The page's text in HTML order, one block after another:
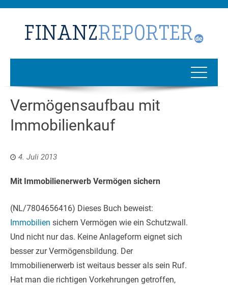
Vermögensaufbau mit
Immobilienkauf
4. Juli 2013
Mit Immobilienerwerb Vermögen sichern
(NL/7804656416) Dieses Buch beweist:
Immobilien sichern Vermögen wie ein Schutzwall.
Und nicht nur das. Keine Anlageform eignet sich
besser zur Vermögensbildung. Der
Immobilienerwerb ist weitaus besser als sein Ruf.
Hat man die richtigen Vorkehrungen getroffen,